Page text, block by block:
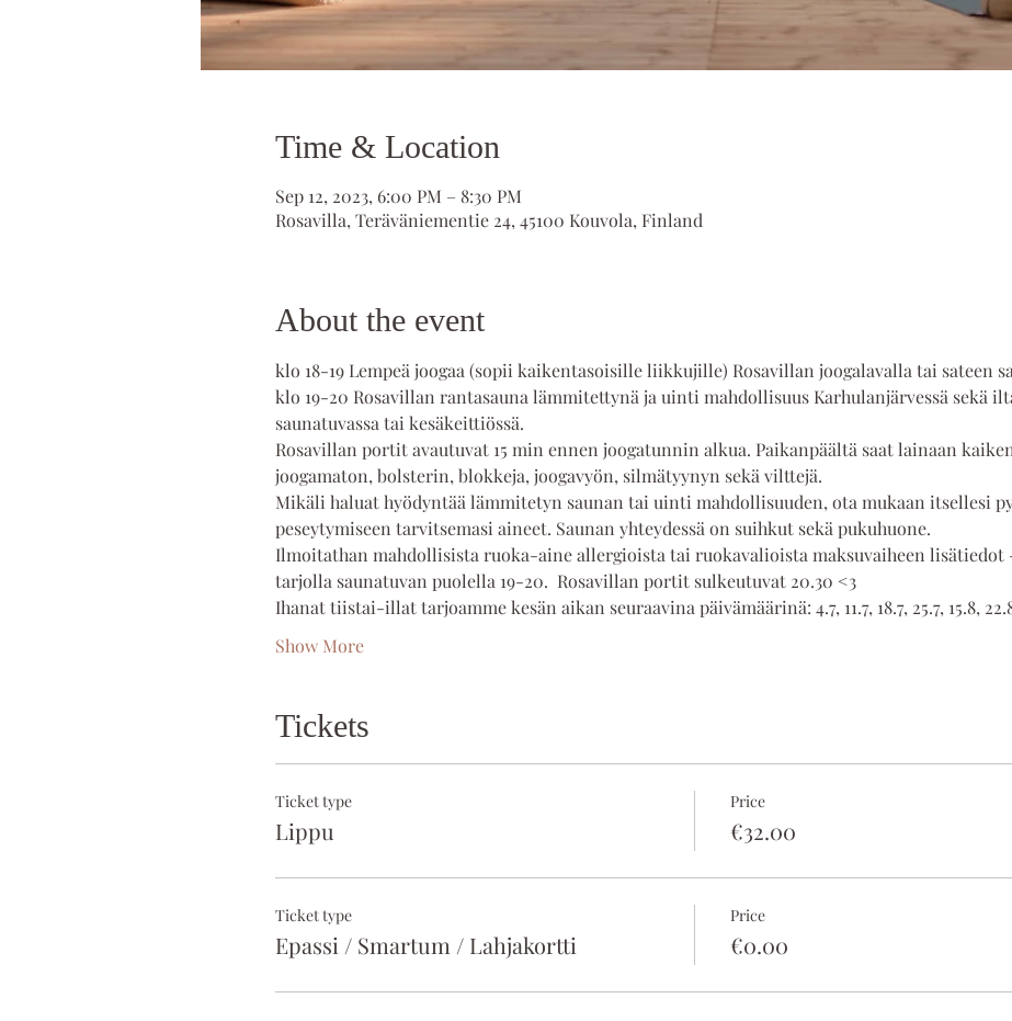
Time & Location
Sep 12, 2023, 6:00 PM – 8:30 PM
Rosavilla, Teräväniementie 24, 45100 Kouvola, Finland
About the event
klo 18-19 Lempeä joogaa (sopii kaikentasoisille liikkujille) Rosavillan joogalavalla tai sateen
klo 19-20 Rosavillan rantasauna lämmitettynä ja uinti mahdollisuus Karhulanjärvessä sekä
saunatuvassa tai kesäkeittiössä.
Rosavillan portit avautuvat 15 min ennen joogatunnin alkua. Paikanpäältä saat lainaan
joogamaton, bolsterin, blokkeja, joogavyön, silmätyynyn sekä vilttejä.
Mikäli haluat hyödyntää lämmitetyn saunan tai uinti mahdollisuuden, ota mukaan itsellesi
peseytymiseen tarvitsemasi aineet. Saunan yhteydessä on suihkut sekä pukuhuone.
Ilmoitathan mahdollisista ruoka-aine allergioista tai ruokavalioista maksuvaiheen lisätiedot
tarjolla saunatuvan puolella 19-20.  Rosavillan portit sulkeutuvat 20.30 <3
Ihanat tiistai-illat tarjoamme kesän aikan seuraavina päivämäärinä: 4.7, 11.7, 18.7, 25.7, 15.8,
Show More
Tickets
Ticket type
Lippu
Price
€32.00
Ticket type
Epassi / Smartum / Lahjakortti
Price
€0.00